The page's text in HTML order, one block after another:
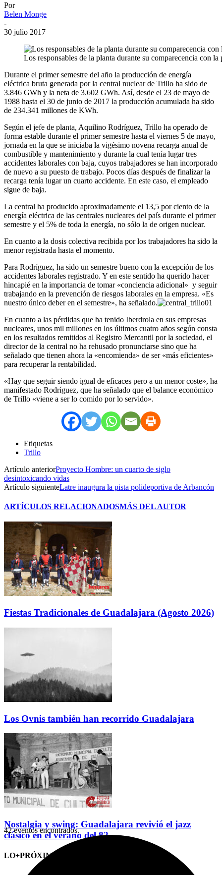
Por
Belen Monge
-
30 julio 2017
Los responsables de la planta durante su comparecencia con la
Durante el primer semestre del año la producción de energía
eléctrica bruta generada por la central nuclear de Trillo ha sido de
3.846 GWh y la neta de 3.602 GWh. Así, desde el 23 de mayo de
1988 hasta el 30 de junio de 2017 la producción acumulada ha sido
de 234.341 millones de KWh.
Según el jefe de planta, Aquilino Rodríguez, Trillo ha operado de
forma estable durante el primer semestre hasta el viernes 5 de mayo,
jornada en la que se iniciaba la vigésimo novena recarga anual de
combustible y mantenimiento y durante la cual tenía lugar tres
accidentes laborales con baja, cuyos trabajadores se han incorporado
de nuevo a su puesto de trabajo. Pocos días después de finalizar la
recarga tenía lugar un cuarto accidente. En este caso, el empleado
sigue de baja.
La central ha producido aproximadamente el 13,5 por ciento de la
energía eléctrica de las centrales nucleares del país durante el primer
semestre y el 5% de toda la energía, no sólo la de origen nuclear.
En cuanto a la dosis colectiva recibida por los trabajadores ha sido la
menor registrada hasta el momento.
Para Rodríguez, ha sido un semestre bueno con la excepción de los
accidentes laborales registrado. Y en este sentido ha querido hacer
hincapié en la importancia de tomar «conciencia adicional» y seguir
trabajando en la prevención de riesgos laborales en la empresa. «Es
nuestro único deber en el semestre», ha señalado.
En cuanto a las pérdidas que ha tenido Iberdrola en sus empresas
nucleares, unos mil millones en los últimos cuatro años según consta
en los resultados remitidos al Registro Mercantil por la sociedad, el
director de la central no ha rehusado pronunciarse sino que ha
señalado que tienen ahora la «encomienda» de ser «más eficientes»
para recuperar la rentabilidad.
«Hay que seguir siendo igual de eficaces pero a un menor coste», ha
manifestado Rodríguez, que ha señalado que el balance económico
de Trillo «viene a ser lo comido por lo servido».
Etiquetas
Trillo
Artículo anteriorProyecto Hombre: un cuarto de siglo
desintoxicando vidas
Artículo siguienteLatre inaugura la pista polideportiva de Arbancón
ARTÍCULOS RELACIONADOSMÁS DEL AUTOR
Fiestas Tradicionales de Guadalajara (Agosto 2026)
Los Ovnis también han recorrido Guadalajara
Nostalgia y swing: Guadalajara revivió el jazz
clásico en el verano del 82
LO+PRÓXIMO (CITAS)
42 eventos encontrados.